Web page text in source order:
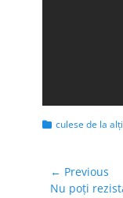
Categories
culese de la
Navigare
în
← Previous
Previous
Nu poți